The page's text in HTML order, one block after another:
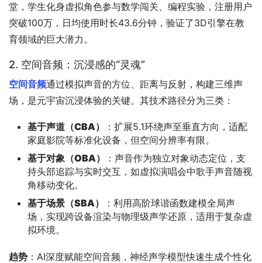
堂，学生化身虚拟角色参与数学闯关、编程实验，注册用户
突破100万，日均使用时长43.6分钟，验证了3D引擎在教
育领域的巨大潜力。
2. 空间音频：沉浸感的“灵魂”
空间音频通过模拟声音的方位、距离与反射，构建三维声
场，是元宇宙沉浸体验的关键。其技术路径分为三类：
基于声道（CBA）
：扩展5.1环绕声至垂直方向，适配
家庭影院等标准化设备，但空间分辨率有限。
基于对象（OBA）
：声音作为独立对象动态定位，支
持头部追踪与实时交互，如虚拟演唱会中歌手声音随视
角移动变化。
基于场景（SBA）
：利用高阶球谐函数建模全局声
场，实现跨设备渲染与物理级声学还原，适用于复杂虚
拟环境。
趋势 ：AI深度赋能空间音频，神经声学模型快速生成个性化